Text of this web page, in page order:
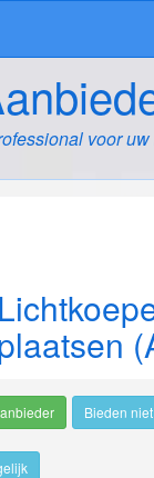
voor
Bieden